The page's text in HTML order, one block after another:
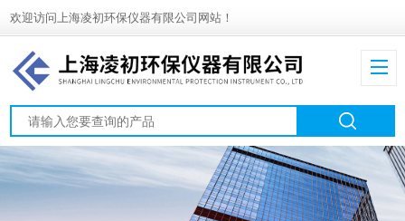
欢迎访问上海凌初环保仪器有限公司网站！